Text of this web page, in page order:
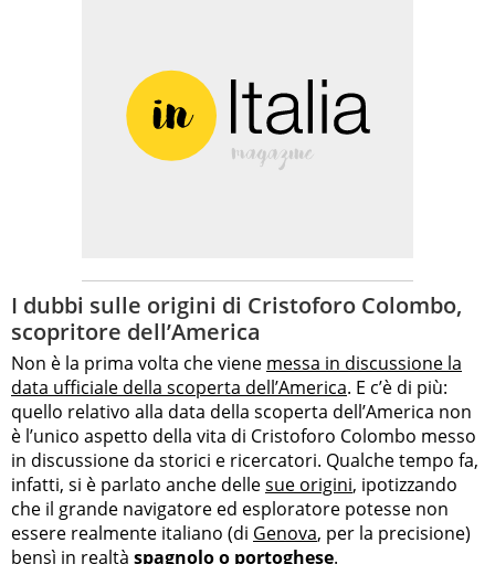
I dubbi sulle origini di Cristoforo Colombo,
scopritore dell’America
Non è la prima volta che viene messa in discussione la
data ufficiale della scoperta dell’America. E c’è di più:
quello relativo alla data della scoperta dell’America non
è l’unico aspetto della vita di Cristoforo Colombo messo
in discussione da storici e ricercatori. Qualche tempo fa,
infatti, si è parlato anche dellesue origini, ipotizzando
che il grande navigatore ed esploratore potesse non
essere realmente italiano (di Genova, per la precisione)
bensì in realtà spagnolo o portoghese.